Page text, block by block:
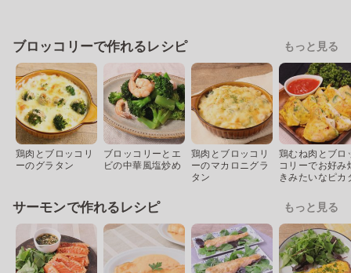
ブロッコリーで作れるレシピ もっと見る
鶏肉とブロッコリ
ーのグラタン
ブロッコリーとエ
ビの中華風塩炒め
鶏肉とブロッコリ
ーのマカロニグラ
タン
鶏むね肉とブロ
コリーでお好み
きみたいなピカ
サーモンで作れるレシピ もっと見る